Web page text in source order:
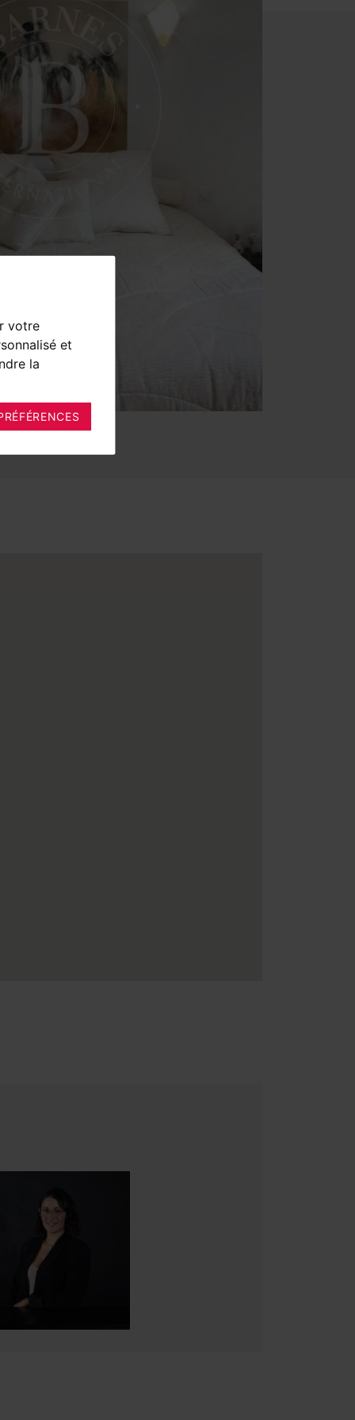
votre
et
la